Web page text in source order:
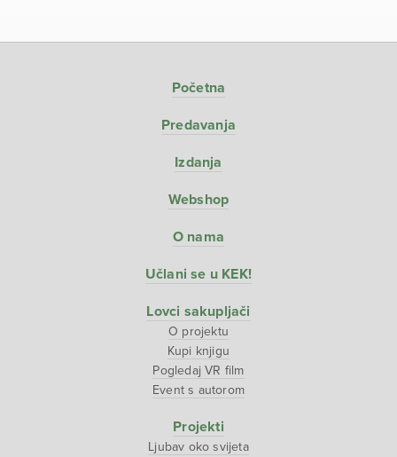
Početna
Predavanja
Izdanja
Webshop
O nama
Učlani se u KEK!
Lovci sakupljači
O projektu
Kupi knjigu
Pogledaj VR film
Event s autorom
Projekti
Ljubav oko svijeta